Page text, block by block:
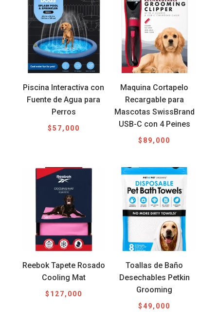
Piscina Interactiva con
Fuente de Agua para
Perros
$57,000
Maquina Cortapelo
Recargable para
Mascotas SwissBrand
USB-C con 4 Peines
$ 89,000
Reebok Tapete Rosado
Cooling Mat
$ 127,000
Toallas de Baño
Desechables Petkin
Grooming
$49,000